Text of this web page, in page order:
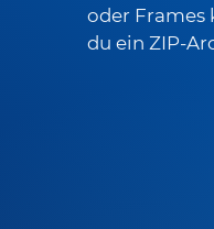
oder Frames
du ein ZIP-